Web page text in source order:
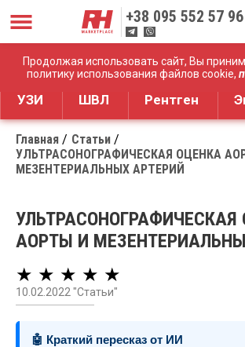
Продолжая использовать сайт, Вы
политику использования файлов cookie,
+38 095 552 57 96
Дистрибуция медицинского
УЗИ ШВЛ Рентген
Главная
Статьи
УЛЬТРАСОНОГРАФИЧЕСКАЯ ОЦЕНКА
МЕЗЕНТЕРИАЛЬНЫХ АРТЕРИЙ
УЛЬТРАСОНОГРАФИЧЕСКАЯ
АОРТЫ И
★ ★ ★ ★ ★
10.02.2022 "Статьи"
🤖 Краткий пересказ от ИИ